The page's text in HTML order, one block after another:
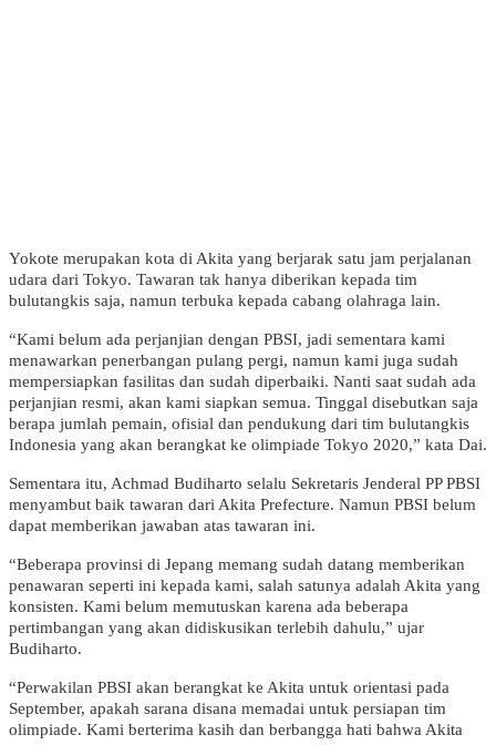
Yokote merupakan kota di Akita yang berjarak satu jam perjalanan
udara dari Tokyo. Tawaran tak hanya diberikan kepada tim
bulutangkis saja, namun terbuka kepada cabang olahraga lain.
“Kami belum ada perjanjian dengan PBSI, jadi sementara kami
menawarkan penerbangan pulang pergi, namun kami juga sudah
mempersiapkan fasilitas dan sudah diperbaiki. Nanti saat sudah ada
perjanjian resmi, akan kami siapkan semua. Tinggal disebutkan saja
berapa jumlah pemain, ofisial dan pendukung dari tim bulutangkis
Indonesia yang akan berangkat ke olimpiade Tokyo 2020,” kata Dai.
Sementara itu, Achmad Budiharto selalu Sekretaris Jenderal PP PBSI
menyambut baik tawaran dari Akita Prefecture. Namun PBSI belum
dapat memberikan jawaban atas tawaran ini.
“Beberapa provinsi di Jepang memang sudah datang memberikan
penawaran seperti ini kepada kami, salah satunya adalah Akita yang
konsisten. Kami belum memutuskan karena ada beberapa
pertimbangan yang akan didiskusikan terlebih dahulu,” ujar
Budiharto.
“Perwakilan PBSI akan berangkat ke Akita untuk orientasi pada
September, apakah sarana disana memadai untuk persiapan tim
olimpiade. Kami berterima kasih dan berbangga hati bahwa Akita